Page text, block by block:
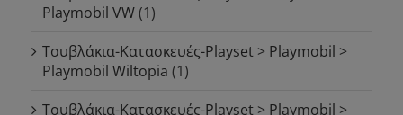
Playmobil VW(1)
Τουβλάκια-Κατασκευές-Playset > Playmobil >
Playmobil Wiltopia (1)
Τουβλάκια-Κατασκευές-Playset > Playmobil >